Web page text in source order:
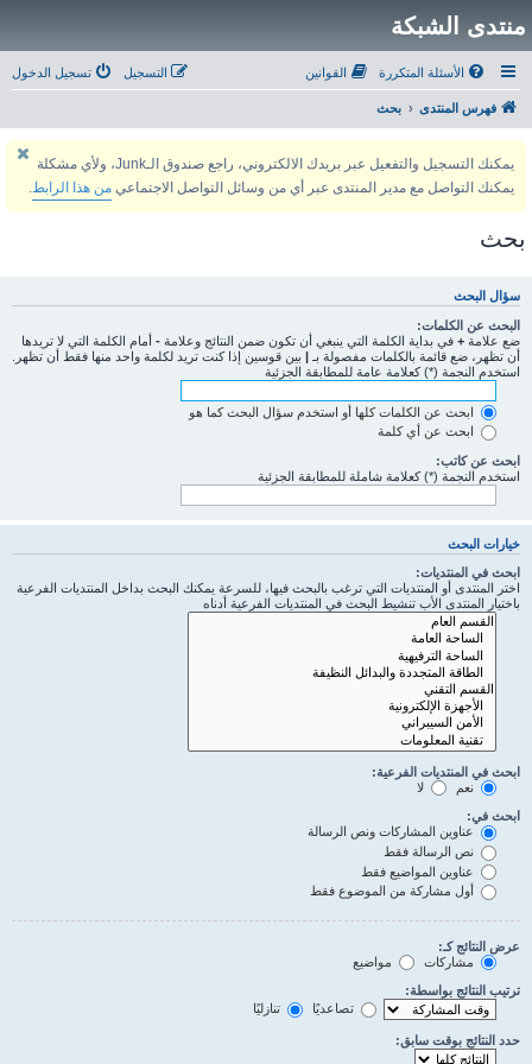
منتدى الشبكة
الأسئلة المتكررة القوانين تسجيل الدخول التسجيل
فهرس المنتدى بحث
يمكنك التسجيل والتفعيل عبر بريدك الالكتروني، راجع صندوق الـJunk، ولأي مشكلة
يمكنك التواصل مع مدير المنتدى عبر أي من وسائل التواصل الاجتماعي من هذا الرابط.
بحث
سؤال البحث
البحث عن الكلمات:
ضع علامة + في بداية الكلمة التي ينبغي أن تكون ضمن النتائج وعلامة - أمام الكلمة التي لا تريدها
أن تظهر، ضع قائمة بالكلمات مفصولة بـ | بين قوسين إذا كنت تريد لكلمة واحد منها فقط أن تظهر.
استخدم النجمة (*) كعلامة عامة للمطابقة الجزئية
ابحث عن الكلمات كلها أو استخدم سؤال البحث كما هو
ابحث عن أي كلمة
ابحث عن كاتب:
استخدم النجمة (*) كعلامة شاملة للمطابقة الجزئية
خيارات البحث
ابحث في المنتديات:
اختر المنتدى أو المنتديات التي ترغب بالبحث فيها، للسرعة يمكنك البحث بداخل المنتديات الفرعية
باختيار المنتدى الأب تنشيط البحث في المنتديات الفرعية أدناه
ابحث في المنتديات الفرعية:
نعم
لا
ابحث في:
عناوين المشاركات ونص الرسالة
نص الرسالة فقط
عناوين المواضيع فقط
أول مشاركة من الموضوع فقط
عرض النتائج كـ:
مشاركات
مواضيع
ترتيب النتائج بواسطة:
تصاعديًا
تنازليًا
حدد النتائج بوقت سابق: